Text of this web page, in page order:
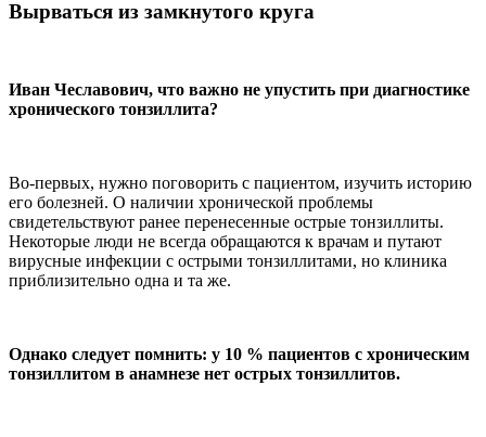
Вырваться из замкнутого круга
Иван Чеславович, что важно не упустить при диагностике
хронического тонзиллита?
Во-первых, нужно поговорить с пациентом, изучить историю
его болезней. О наличии хронической проблемы
свидетельствуют ранее перенесенные острые тонзиллиты.
Некоторые люди не всегда обращаются к врачам и путают
вирусные инфекции с острыми тонзиллитами, но клиника
приблизительно одна и та же.
Однако следует помнить: у 10 % пациентов с хроническим
тонзиллитом в анамнезе нет острых тонзиллитов.